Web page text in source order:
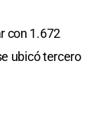
con 1.672
ubicó tercero